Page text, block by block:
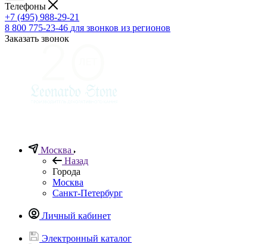
Телефоны
+7 (495) 988-29-21
8 800 775-23-46 для звонков из регионов
Заказать звонок
Москва
Назад
Города
Москва
Санкт-Петербург
Личный кабинет
Электронный каталог